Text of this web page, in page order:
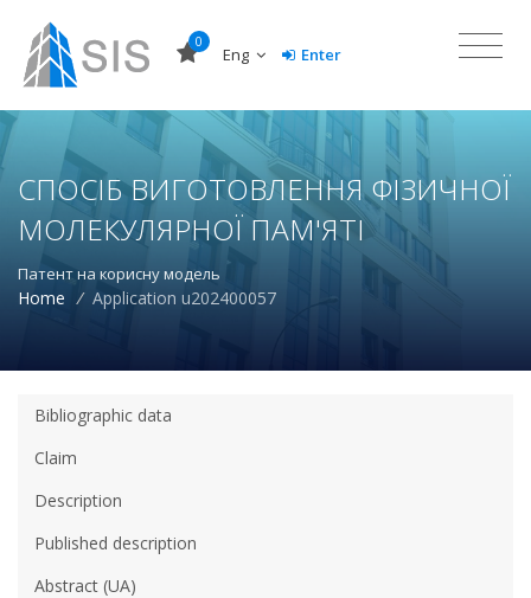
0
Eng Enter
СПОСІБ ВИГОТОВЛЕННЯ ФІЗИЧНОЇ
МОЛЕКУЛЯРНОЇ ПАМ'ЯТІ
Патент на корисну модель
Home / Application u202400057
Bibliographic data
Claim
Description
Published description
Abstract (UA)